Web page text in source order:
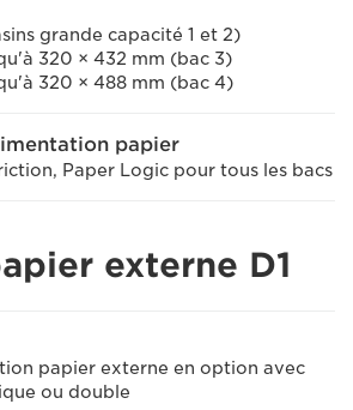
grande capacité 1 et 2)
320 × 432 mm (bac 3)
320 × 488 mm (bac 4)
papier
Paper Logic pour tous les bacs
externe D1
papier externe en option avec
ou double